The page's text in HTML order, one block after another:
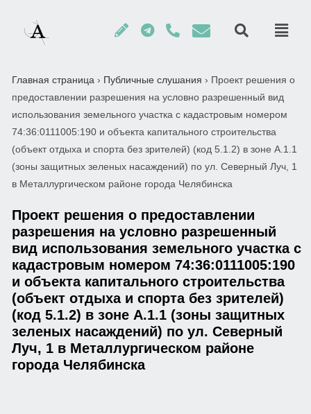
Главная страница › Публичные слушания › Проект решения о
предоставлении разрешения на условно разрешенный вид
использования земельного участка с кадастровым номером
74:36:0111005:190 и объекта капитального строительства
(объект отдыха и спорта без зрителей) (код 5.1.2) в зоне А.1.1
(зоны защитных зеленых насаждений) по ул. Северный Луч, 1
в Металлургическом районе города Челябинска
Проект решения о предоставлении
разрешения на условно разрешенный
вид использования земельного участка с
кадастровым номером 74:36:0111005:190
и объекта капитального строительства
(объект отдыха и спорта без зрителей)
(код 5.1.2) в зоне А.1.1 (зоны защитных
зеленых насаждений) по ул. Северный
Луч, 1 в Металлургическом районе
города Челябинска